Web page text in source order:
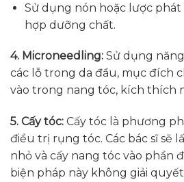
Sử dụng nón hoặc lược
hợp dưỡng chất.
4. Microneedling: Sử dụng
các lỗ trong da đầu, mục đích
vào trong nang tóc, kích thích
5. Cấy tóc: Cấy tóc là phương
điều trị rụng tóc. Các bác sĩ sẽ
nhỏ và cấy nang tóc vào phần
biện pháp này không giải